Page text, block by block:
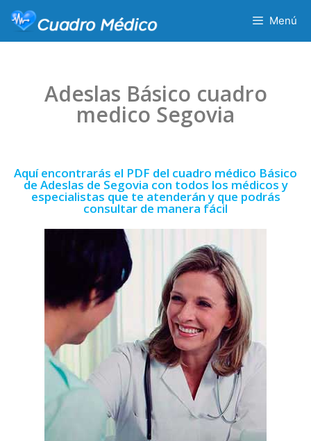
Menú
Adeslas Básico cuadro
medico Segovia
Aquí encontrarás el PDF del cuadro médico Básico
de Adeslas de Segovia con todos los médicos y
especialistas que te atenderán y que podrás
consultar de manera fácil